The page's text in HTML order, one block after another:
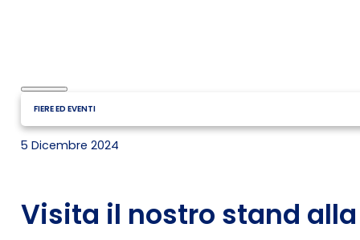
FIERE ED EVENTI
5 Dicembre 2024
Visita il nostro stand